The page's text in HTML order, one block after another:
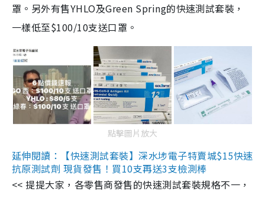
罩。另外有售YHLO及Green Spring的快速測試套裝，
一樣低至$100/10支送口罩。
點擊圖片放大
延伸閱讀：【快速測試套裝】深水埗電子特賣城$15快速
抗原測試劑 現貨發售！買10支再送3支檢測棒
<< 提提大家，各零售商發售的快速測試套裝規格不一，